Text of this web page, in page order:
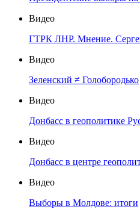
Видео
ГТРК ЛНР. Мнение.
Видео
Зеленский ≠ Голобородько
Видео
Донбасс в геополитике
Видео
Донбасс в центре
Видео
Выборы в Молдове: итоги